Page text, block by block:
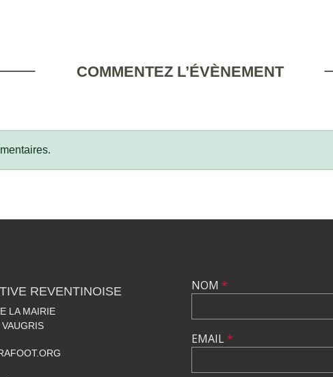
COMMENTEZ L’ÉVÈNEMENT
REVENTINOISE
LA MAIRIE
NOM *
EMAIL*